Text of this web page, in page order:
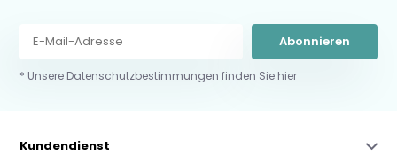
Abonnieren
* Unsere Datenschutzbestimmungen finden Sie hier
Kundendienst